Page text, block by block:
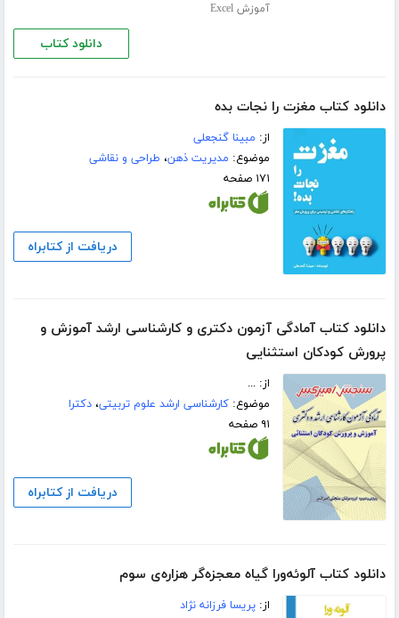
آموزش Excel
دانلود کتاب
دانلود کتاب مغزت را نجات بده
از: مبینا گنجعلی
موضوع: مدیریت ذهن، طراحی و نقاشی
۱۷۱ صفحه
دریافت از کتابراه
دانلود کتاب آمادگی آزمون دکتری و کارشناسی ارشد آموزش و
پرورش کودکان استثنایی
از: ...
موضوع:کارشناسی ارشد علوم تربیتی،دکترا
۹۱ صفحه
دریافت از کتابراه
دانلود کتاب آلوئه‌ورا گیاه معجزه‌گر هزاره‌ی سوم
از:پریسا فرزانه نژاد